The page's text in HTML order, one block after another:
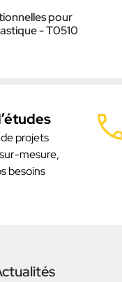
pour
- T0510
projets
mesure,
besoins